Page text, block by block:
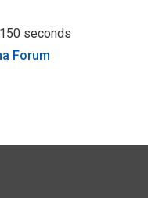
seconds
Forum